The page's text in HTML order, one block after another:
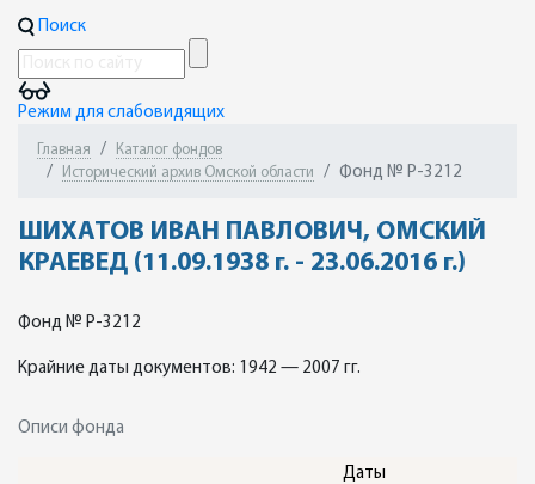
Поиск
Режим для слабовидящих
Главная
Каталог фондов
Исторический архив Омской области
Фонд № Р-3212
ШИХАТОВ ИВАН ПАВЛОВИЧ, ОМСКИЙ
КРАЕВЕД (11.09.1938 г. - 23.06.2016 г.)
Фонд № Р-3212
Крайние даты документов: 1942 — 2007 гг.
Описи фонда
Даты